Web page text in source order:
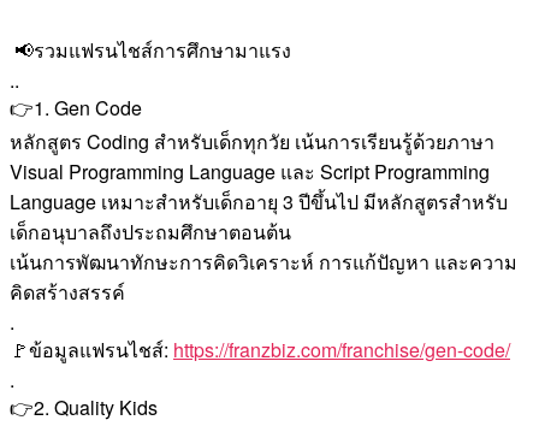
📢รวมแฟรนไชส์การศึกษามาแรง
..
👉1. Gen Code
หลักสูตร Coding สำหรับเด็กทุกวัย เน้นการเรียนรู้ด้วยภาษา
Visual Programming Language และ Script Programming
Language เหมาะสำหรับเด็กอายุ 3 ปีขึ้นไป มีหลักสูตรสำหรับ
เด็กอนุบาลถึงประถมศึกษาตอนต้น
เน้นการพัฒนาทักษะการคิดวิเคราะห์ การแก้ปัญหา และความ
คิดสร้างสรรค์
.
🚩ข้อมูลแฟรนไชส์: https://franzbiz.com/franchise/gen-code/
.
👉2. Quality Kids